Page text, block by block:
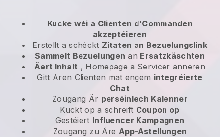
Kucke wéi a Clienten d'Commanden
akzeptéieren
Erstellt a schéckt Zitaten an Bezuelungslink
Sammelt Bezuelungen an Ersatzkäschten
Äert Inhalt , Homepage a Servicer änneren
Gitt Ären Clienten mat engem integréierte
Chat
Zougang Är perséinlech Kalenner
Kuckt op a schreift Coupon op
Gestéiert Influencer Kampagnen
Zougang zu Äre App-Astellungen